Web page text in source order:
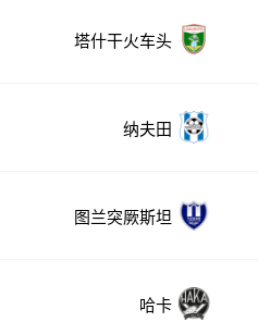
塔什干火车头
纳夫田
图兰突厥斯坦
哈卡